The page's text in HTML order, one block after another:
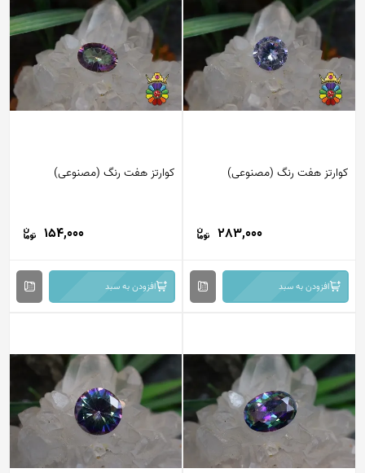
کوارتز هفت رنگ (مصنوعی)
283,000
افزودن به سبد
کوارتز هفت رنگ (مصنوعی)
154,000
افزودن به سبد